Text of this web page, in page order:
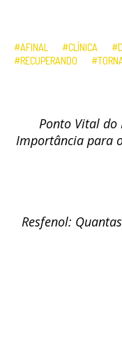
AFINAL CLÍNICA
RECUPERANDO
Ponto Vital do
Importância para
Resfenol: